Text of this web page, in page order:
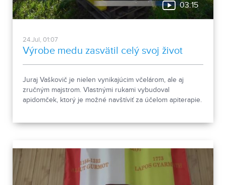
03:15
24.Jul, 01:07
Výrobe medu zasvätil celý svoj život
Juraj Vaškovič je nielen vynikajúcim včelárom, ale aj
zručným majstrom. Vlastnými rukami vybudoval
apidomček, ktorý je možné navštíviť za účelom apiterapie.